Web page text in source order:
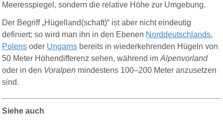
Meeresspiegel, sondern die relative Höhe zur Umgebung.
Der Begriff „Hügelland(schaft)“ ist aber nicht eindeutig
definiert; so wird man ihn in den Ebenen Norddeutschlands,
Polens oder Ungarns bereits in wiederkehrenden Hügeln von
50 Meter Höhendifferenz sehen, während imAlpenvorland
oder in den Voralpen mindestens 100–200 Meter anzusetzen
sind.
Siehe auch